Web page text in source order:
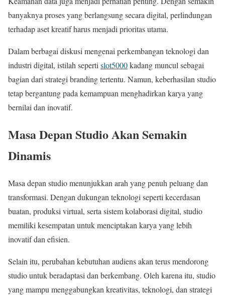
banyaknya proses yang berlangsung secara digital, perlindungan
terhadap aset kreatif harus menjadi prioritas utama.
Dalam berbagai diskusi mengenai perkembangan teknologi dan
industri digital, istilah seperti slot5000kadang muncul sebagai
bagian dari strategi branding tertentu. Namun, keberhasilan studio
tetap bergantung pada kemampuan menghadirkan karya yang
bernilai dan inovatif.
Masa Depan Studio Akan Semakin
Dinamis
Masa depan studio menunjukkan arah yang penuh peluang dan
transformasi. Dengan dukungan teknologi seperti kecerdasan
buatan, produksi virtual, serta sistem kolaborasi digital, studio
memiliki kesempatan untuk menciptakan karya yang lebih
inovatif dan efisien.
Selain itu, perubahan kebutuhan audiens akan terus mendorong
studio untuk beradaptasi dan berkembang. Oleh karena itu, studio
yang mampu menggabungkan kreativitas, teknologi, dan strategi